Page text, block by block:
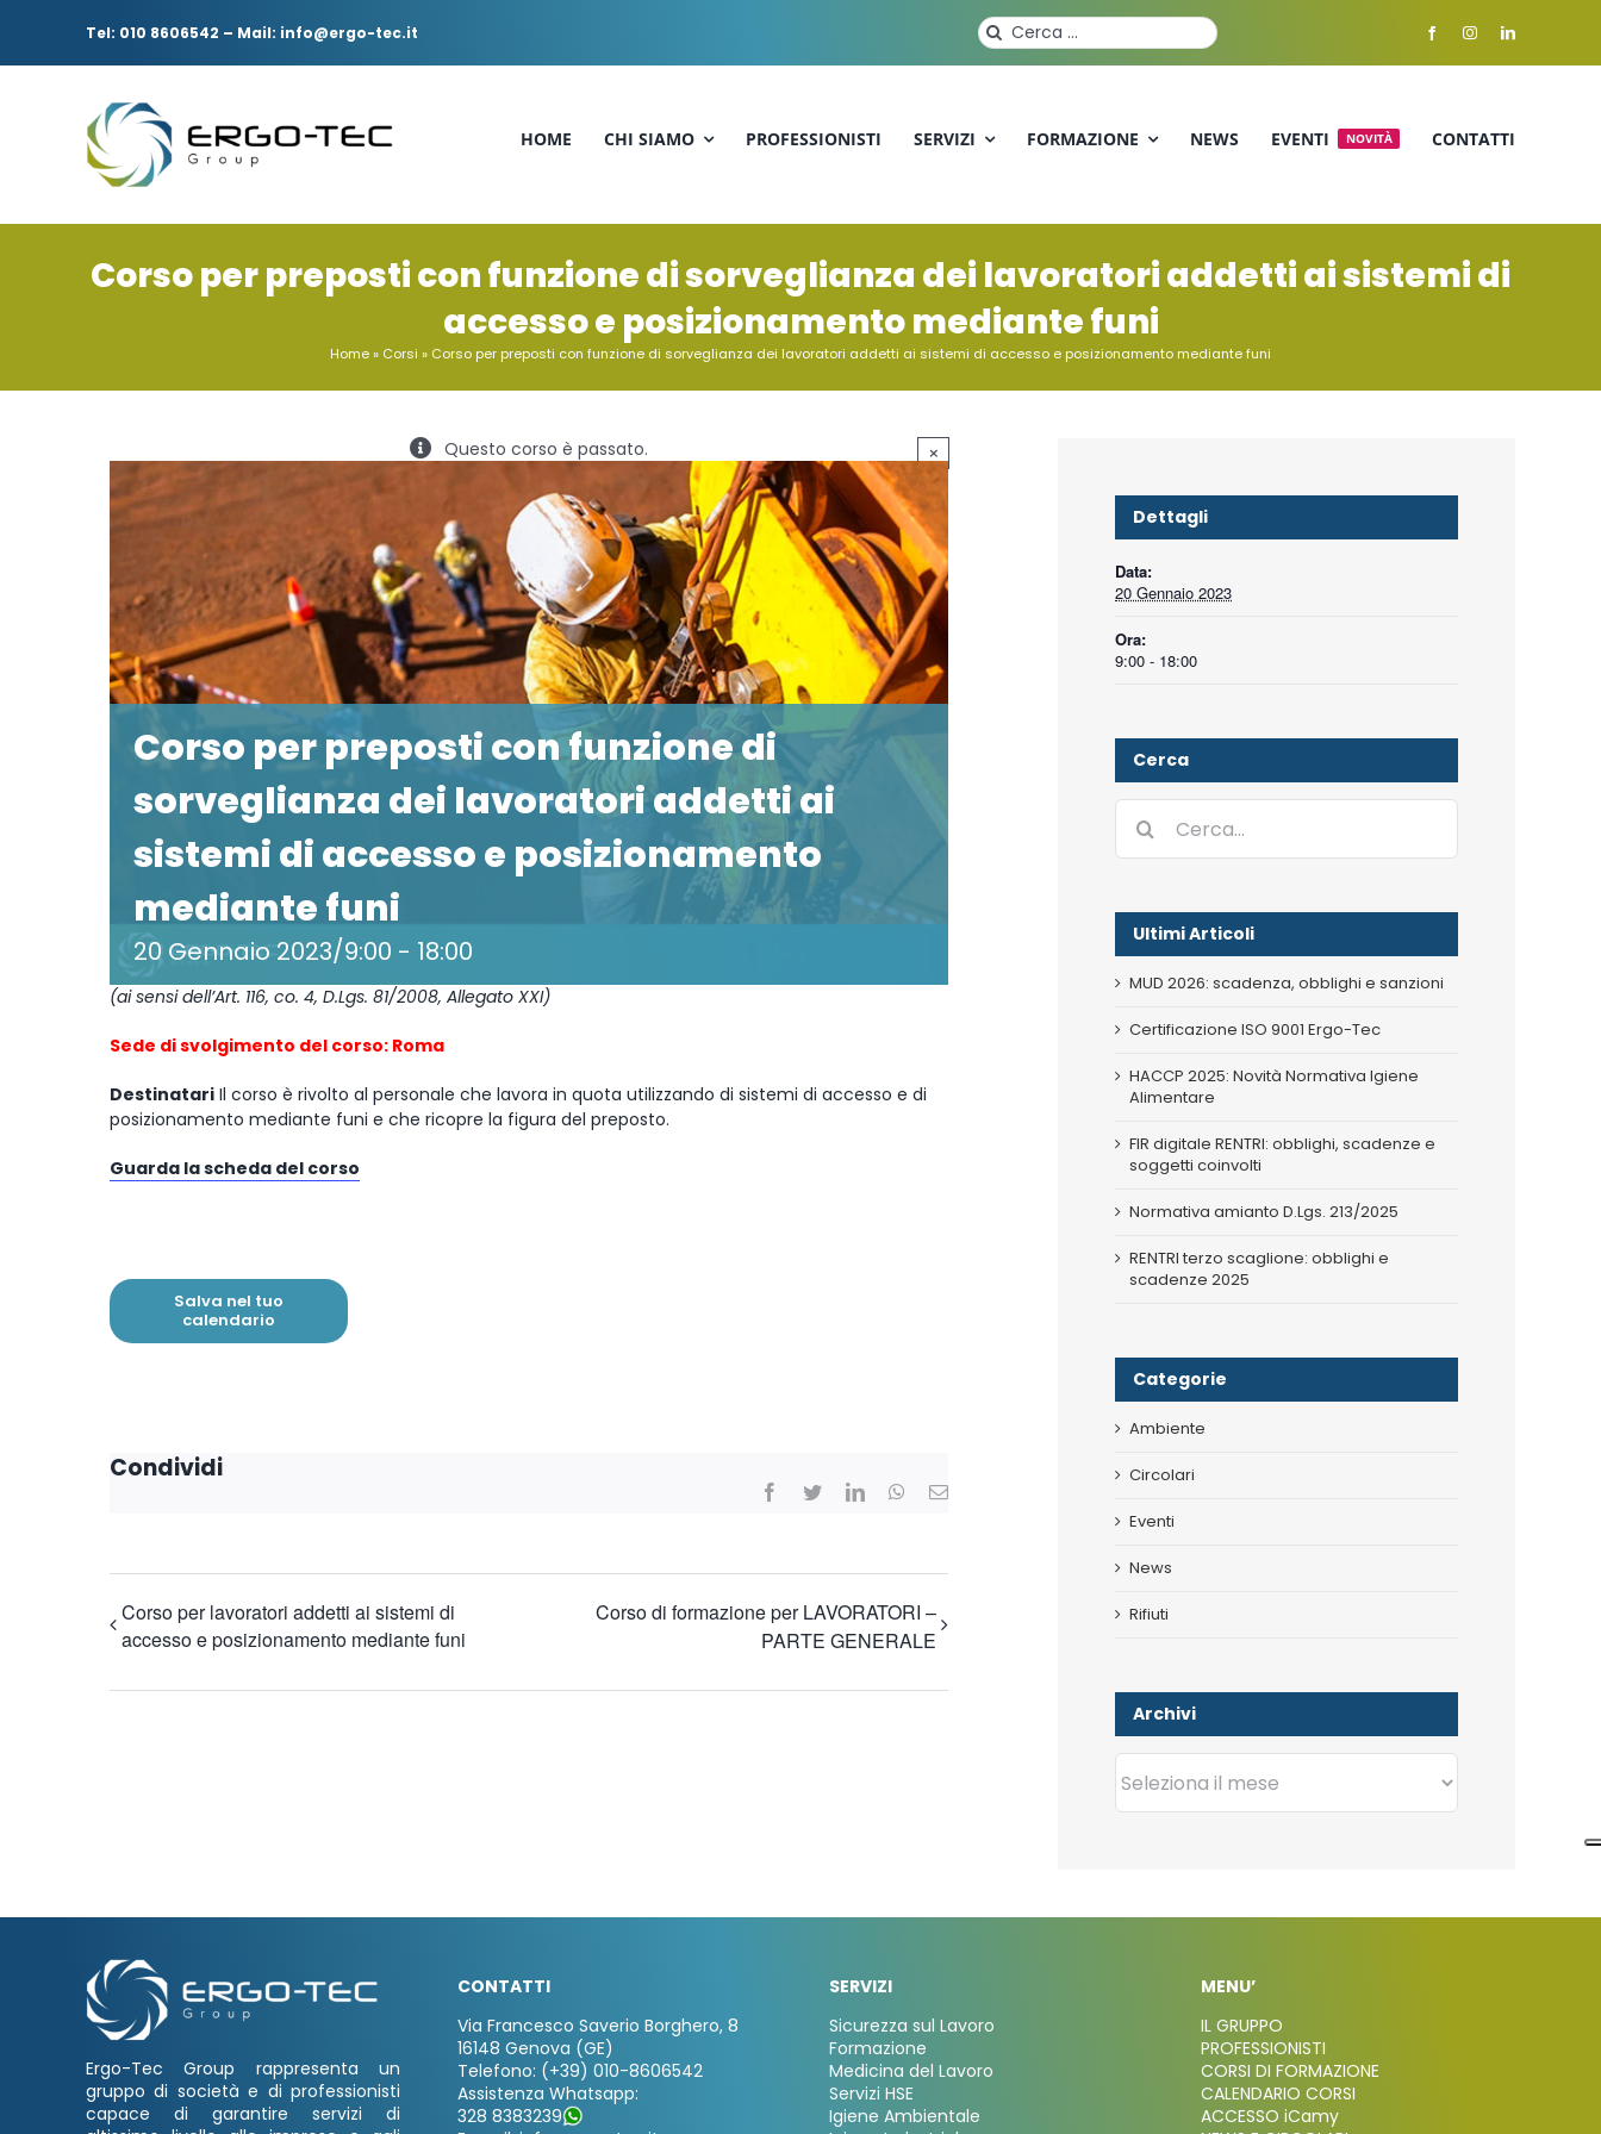
Tel: 010 8606542 – Mail: info@ergo-tec.it
Cerca
per:
HOME CHI SIAMO PROFESSIONISTI SERVIZI FORMAZIONE NEWS EVENTI NOVITÀ CONTATTI
Corso per preposti con funzione di sorveglianza dei lavoratori addetti ai sistemi di
accesso e posizionamento mediante funi
Home» Corsi » Corso per preposti con funzione di sorveglianza dei lavoratori addetti ai sistemi di accesso e posizionamento mediante funi
Questo corso è passato. ×
Corso per preposti con funzione di
sorveglianza dei lavoratori addetti ai
sistemi di accesso e posizionamento
mediante funi
20 Gennaio 2023/9:00 - 18:00
(ai sensi dell’Art. 116, co. 4, D.Lgs. 81/2008, Allegato XXI)
Sede di svolgimento del corso: Roma
Destinatari Il corso è rivolto al personale che lavora in quota utilizzando di sistemi di accesso e di
posizionamento mediante funi e che ricopre la figura del preposto.
Guarda la scheda del corso
Salva nel tuo
calendario
Condividi
Facebook
Twitter LinkedInWhatsApp
Corso per lavoratori addetti ai sistemi di
accesso e posizionamento mediante funi
Corso di formazione per LAVORATORI –
PARTE GENERALE
Dettagli
Data:
20 Gennaio 2023
Ora:
9:00 - 18:00
Cerca
per:
Ultimi Articoli
MUD 2026: scadenza, obblighi e sanzioni
Certificazione ISO 9001 Ergo-Tec
HACCP 2025: Novità Normativa Igiene
Alimentare
FIR digitale RENTRI: obblighi, scadenze e
soggetti coinvolti
Normativa amianto D.Lgs. 213/2025
RENTRI terzo scaglione: obblighi e
scadenze 2025
Categorie
Ambiente
Circolari
Eventi
News
Rifiuti
Archivi
Ergo-Tec Group rappresenta un
gruppo di società e di professionisti
capace di garantire servizi di
CONTATTI
Via Francesco Saverio Borghero, 8
16148 Genova (GE)
Telefono: (+39) 010-8606542
Assistenza Whatsapp:
328 8383239
SERVIZI
Sicurezza sul Lavoro
Formazione
Medicina del Lavoro
Servizi HSE
Igiene Ambientale
MENU’
IL GRUPPO
PROFESSIONISTI
CORSI DI FORMAZIONE
CALENDARIO CORSI
ACCESSO iCamy